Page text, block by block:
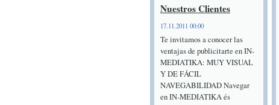
Nuestros Clientes
17.11.2011 00:00
Te invitamos a conocer las
ventajas de publicitarte en IN-
MEDIATIKA: MUY VISUAL
Y DE FÁCIL
NAVEGABILIDAD Navegar
en IN-MEDIATIKA és